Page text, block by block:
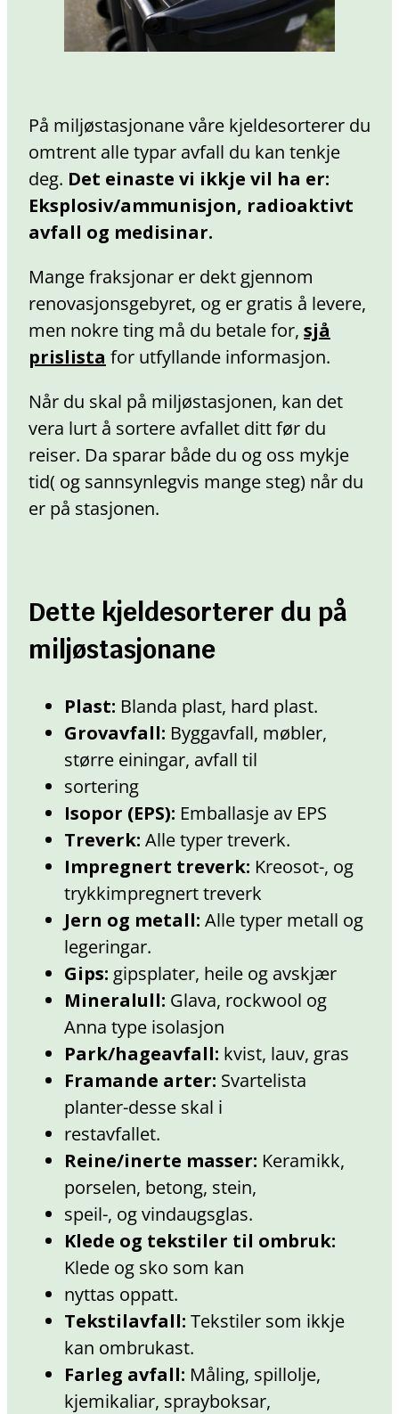
På miljøstasjonane våre kjeldesorterer du
omtrent alle typar avfall du kan tenkje
deg. Det einaste vi ikkje vil ha er:
Eksplosiv/ammunisjon, radioaktivt
avfall og medisinar.
Mange fraksjonar er dekt gjennom
renovasjonsgebyret, og er gratis å levere,
men nokre ting må du betale for, sjå
prislista for utfyllande informasjon.
Når du skal på miljøstasjonen, kan det
vera lurt å sortere avfallet ditt før du
reiser. Da sparar både du og oss mykje
tid( og sannsynlegvis mange steg) når du
er på stasjonen.
Dette kjeldesorterer du på
miljøstasjonane
Plast: Blanda plast, hard plast.
Grovavfall: Byggavfall, møbler,
større einingar, avfall til
sortering
Isopor (EPS): Emballasje av EPS
Treverk: Alle typer treverk.
Impregnert treverk: Kreosot-, og
trykkimpregnert treverk
Jern og metall: Alle typer metall og
legeringar.
Gips: gipsplater, heile og avskjær
Mineralull: Glava, rockwool og
Anna type isolasjon
Park/hageavfall: kvist, lauv, gras
Framande arter: Svartelista
planter-desse skal i
restavfallet.
Reine/inerte masser: Keramikk,
porselen, betong, stein,
speil-, og vindaugsglas.
Klede og tekstiler til ombruk:
Klede og sko som kan
nyttas oppatt.
Tekstilavfall: Tekstiler som ikkje
kan ombrukast.
Farleg avfall: Måling, spillolje,
kjemikaliar, sprayboksar,